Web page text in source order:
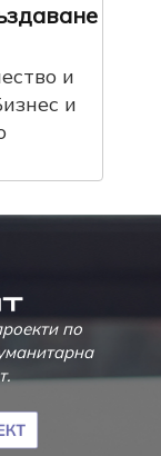
и
и
по